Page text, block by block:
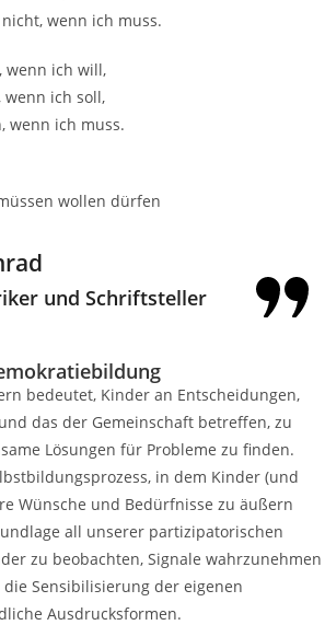
wenn ich muss.
wenn ich will,
wenn ich soll,
wenn ich muss.
wollen dürfen
und Schriftsteller
bedeutet, Kinder an Entscheidungen,
das der Gemeinschaft betreffen, zu
Lösungen für Probleme zu finden.
in dem Kinder (und
Wünsche und Bedürfnisse zu äußern
all unserer partizipatorischen
zu beobachten, Signale wahrzunehmen
Sensibilisierung der eigenen
Ausdrucksformen.